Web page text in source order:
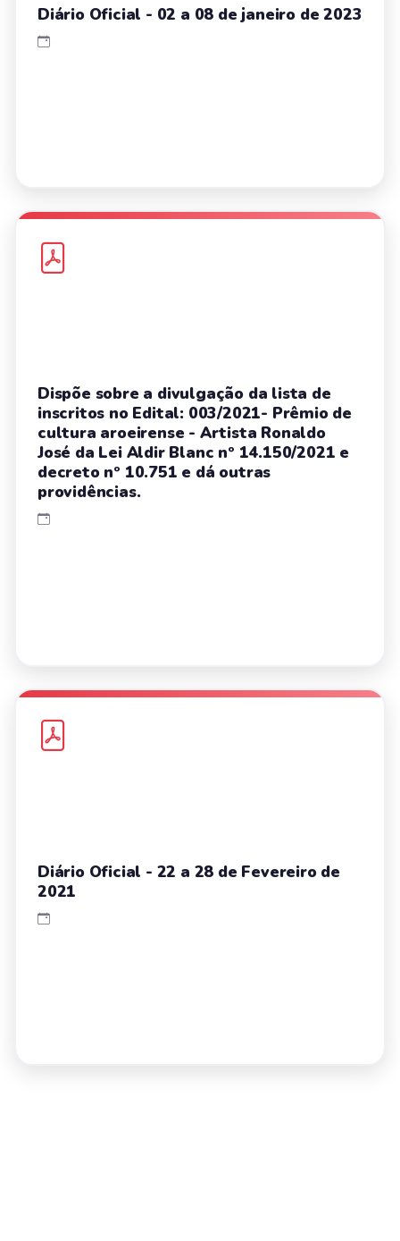
Diário Oficial - 02 a 08 de janeiro de 2023
Dispõe sobre a divulgação da lista de
inscritos no Edital: 003/2021- Prêmio de
cultura aroeirense - Artista Ronaldo
José da Lei Aldir Blanc nº 14.150/2021 e
decreto nº 10.751 e dá outras
providências.
Diário Oficial - 22 a 28 de Fevereiro de
2021